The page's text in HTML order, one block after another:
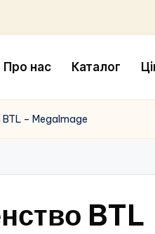
Про нас Каталог
BTL – MegaImage